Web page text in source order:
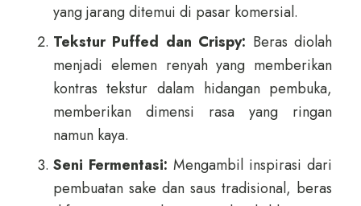
yang jarang ditemui di pasar komersial.
Tekstur Puffed dan Crispy: Beras diolah
menjadi elemen renyah yang memberikan
kontras tekstur dalam hidangan pembuka,
memberikan dimensi rasa yang ringan
namun kaya.
Seni Fermentasi: Mengambil inspirasi dari
pembuatan sake dan saus tradisional, beras